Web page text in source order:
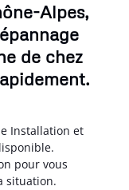
Alpes,
de chez
Installation et
pour vous
situation.